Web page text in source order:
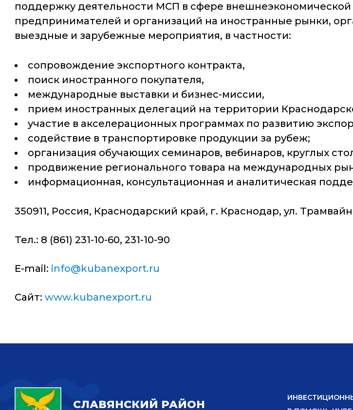
поддержку деятельности МСП в сфере внешнеэкономической
предпринимателей и организаций на иностранные рынки,
выездные и зарубежные мероприятия, в частности:
сопровождение экспортного контракта,
поиск иностранного покупателя,
международные выставки и бизнес-миссии,
прием иностранных делегаций на территории
участие в акселерационных программах по развитию
содействие в транспортировке продукции за рубеж;
организация обучающих семинаров, вебинаров, круглых
продвижение регионального товара на международных
информационная, консультационная и аналитическая
350911, Россия, Краснодарский край, г. Краснодар, ул.
Тел.: 8 (861) 231-10-60, 231-10-90
E-mail: info@kubanexport.ru
Сайт: www.kubanexport.ru
СЛАВЯНСКИЙ РАЙОН